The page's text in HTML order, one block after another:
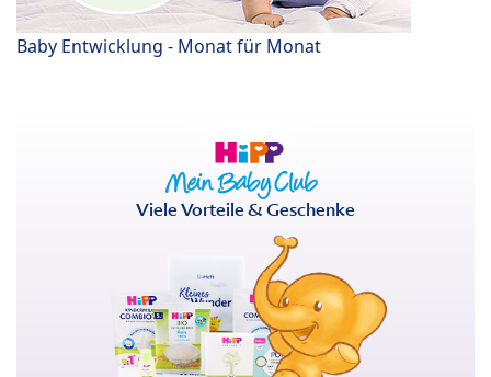
Baby Entwicklung - Monat für Monat
Viele Vorteile & Geschenke